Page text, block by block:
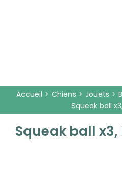
Accueil Chiens Jouets
Squeak ball
Squeak ball